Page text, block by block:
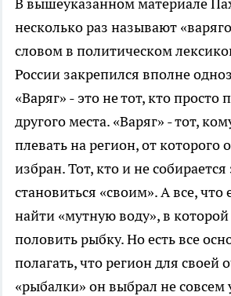
несколько раз называют
словом в политическом
России закрепился вполне
«Варяг» - это не тот, кто просто
другого места. «Варяг» - тот,
плевать на регион, от которого
избран. Тот, кто и не собирается
становиться «своим». А все,
найти «мутную воду», в
половить рыбку. Но есть все
полагать, что регион для своей
«рыбалки» он выбрал не совсем